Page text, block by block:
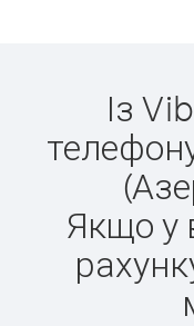
Із
Якщо у